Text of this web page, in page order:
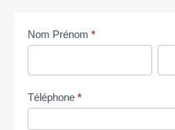
Me
contacter
Nom Prénom *
Téléphone *